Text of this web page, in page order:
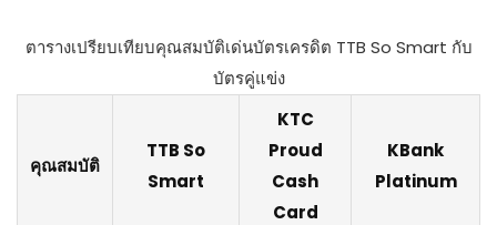
ตารางเปรียบเทียบคุณสมบัติเด่นบัตรเครดิต TTB So Smart กับ
บัตรคู่แข่ง
คุณสมบัติ
TTB So
Smart
KTC
Proud
Cash
Card
KBank
Platinum